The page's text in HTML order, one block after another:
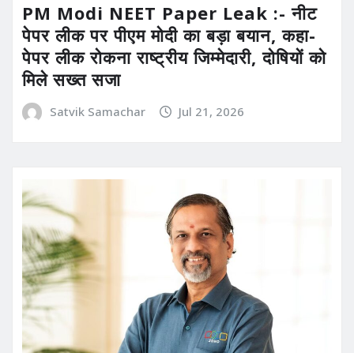
PM Modi NEET Paper Leak :- नीट
पेपर लीक पर पीएम मोदी का बड़ा बयान, कहा-
पेपर लीक रोकना राष्ट्रीय जिम्मेदारी, दोषियों को
मिले सख्त सजा
Satvik Samachar Jul 21, 2026